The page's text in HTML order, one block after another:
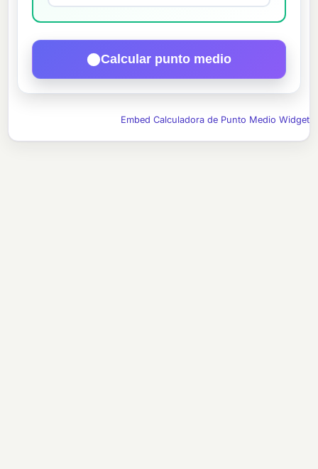
Calcular punto medio
Embed Calculadora de Punto Medio Widget